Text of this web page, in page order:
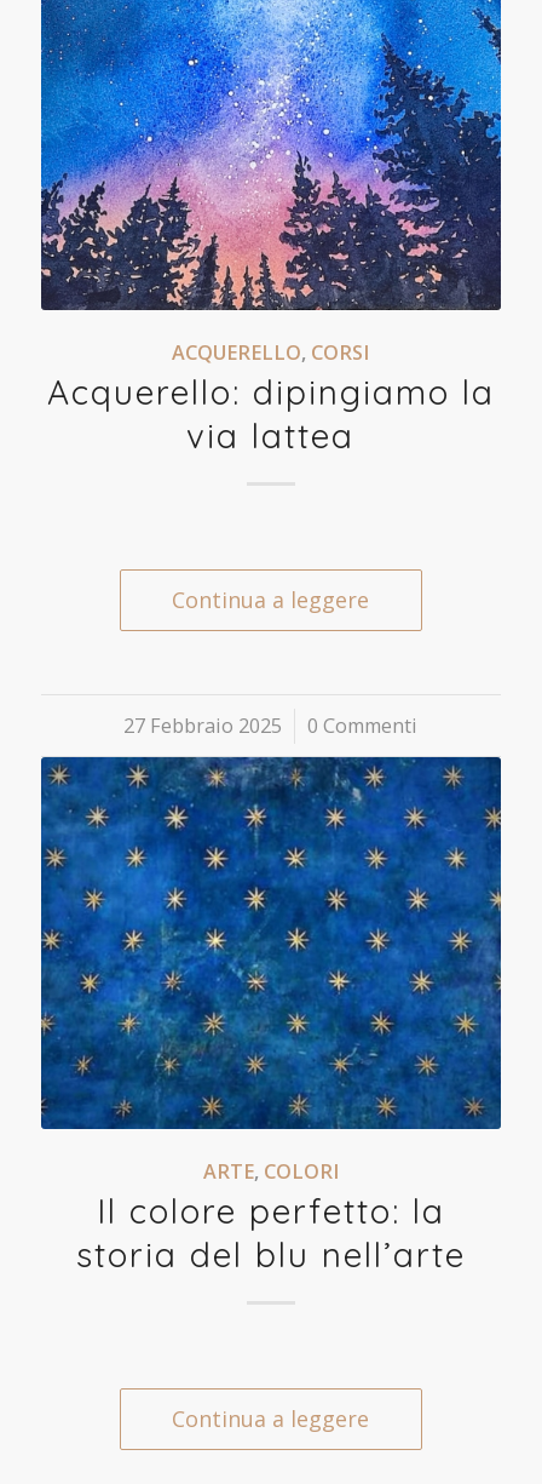
ACQUERELLO, CORSI
Acquerello: dipingiamo la
via lattea
Continua a leggere
27 Febbraio 2025
/ 0 Commenti
ARTE, COLORI
Il colore perfetto: la
storia del blu nell’arte
Continua a leggere